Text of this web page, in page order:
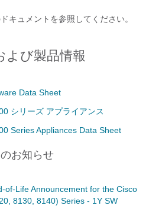
キュメントを参照してください。
よび製品情報
Data Sheet
シリーズ アプライアンス
Series Appliances Data Sheet
お知らせ
of-Life Announcement for the Cisco
8130, 8140) Series - 1Y SW